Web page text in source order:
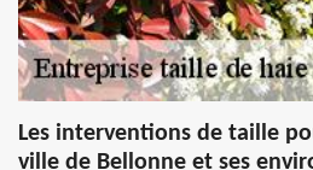
Les interventions de taille
ville de Bellonne et ses